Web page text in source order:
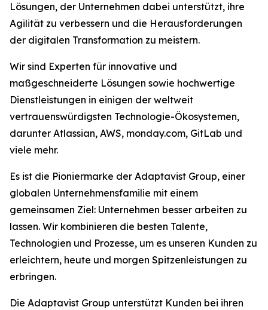
Lösungen, der Unternehmen dabei unterstützt, ihre
Agilität zu verbessern und die Herausforderungen
der digitalen Transformation zu meistern.
Wir sind Experten für innovative und
maßgeschneiderte Lösungen sowie hochwertige
Dienstleistungen in einigen der weltweit
vertrauenswürdigsten Technologie-Ökosystemen,
darunter Atlassian, AWS, monday.com, GitLab und
viele mehr.
Es ist die Pioniermarke der Adaptavist Group, einer
globalen Unternehmensfamilie mit einem
gemeinsamen Ziel: Unternehmen besser arbeiten zu
lassen. Wir kombinieren die besten Talente,
Technologien und Prozesse, um es unseren Kunden zu
erleichtern, heute und morgen Spitzenleistungen zu
erbringen.
Die Adaptavist Group unterstützt Kunden bei ihren